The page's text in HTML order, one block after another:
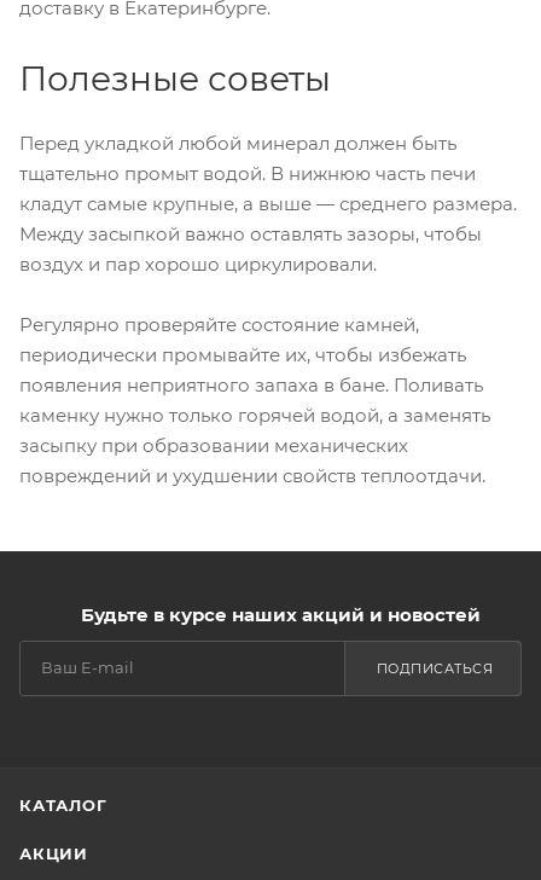
доставку в Екатеринбурге.
Полезные советы
Перед укладкой любой минерал должен быть
тщательно промыт водой. В нижнюю часть печи
кладут самые крупные, а выше — среднего размера.
Между засыпкой важно оставлять зазоры, чтобы
воздух и пар хорошо циркулировали.
Регулярно проверяйте состояние камней,
периодически промывайте их, чтобы избежать
появления неприятного запаха в бане. Поливать
каменку нужно только горячей водой, а заменять
засыпку при образовании механических
повреждений и ухудшении свойств теплоотдачи.
Будьте в курсе наших акций и новостей
ПОДПИСАТЬСЯ
КАТАЛОГ
АКЦИИ